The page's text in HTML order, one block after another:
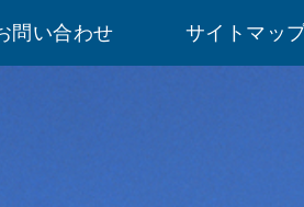
問い合わせ サイトマッ